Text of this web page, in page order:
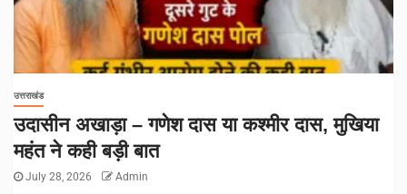
उत्तराखंड
उदासीन अखाड़ा – गणेश दास या कश्मीर दास, मुखिया
महंत ने कही बड़ी बात
July 28, 2026 Admin